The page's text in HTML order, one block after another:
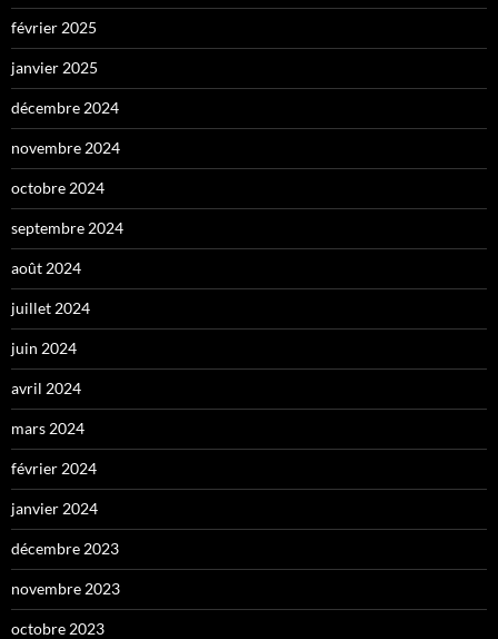
février 2025
janvier 2025
décembre 2024
novembre 2024
octobre 2024
septembre 2024
août 2024
juillet 2024
juin 2024
avril 2024
mars 2024
février 2024
janvier 2024
décembre 2023
novembre 2023
octobre 2023